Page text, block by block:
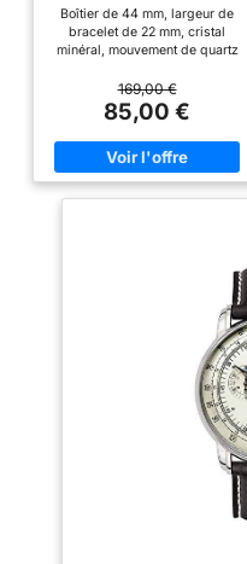
chronographe à Quartz,
boîtier en Acier
Inoxydable argenté de 44
Cuir véritable, FS4735
Boîtier de 44 mm, largeur de
bracelet de 22 mm, cristal
minéral, mouvement de quartz
chronographe, importé Boîtier
rond en acier inoxydable, avec
un cadran à la crème Bracelet
en cuir brun Résistant à l'eau
jusqu'à 50 m: portable tout en
nageant dans l'eau peu
profonde Si votre montre ne
boutique Fossil la plus proche
ou chez n'importe quel bijoutier
169,00 €
85,00 €